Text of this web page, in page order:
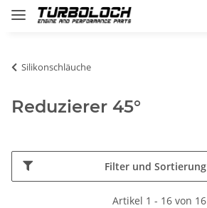
Silikonschläuche
Reduzierer 45°
Filter und Sortierung
Artikel 1 - 16 von 16